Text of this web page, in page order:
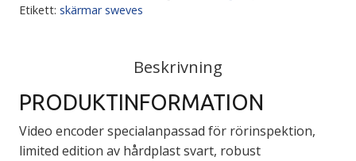
Etikett: skärmar sweves
Beskrivning
PRODUKTINFORMATION
Video encoder specialanpassad för rörinspektion,
limited edition av hårdplast svart, robust